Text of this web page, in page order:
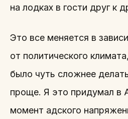
на лодках в гости друг к
Это все меняется в
от политического
было чуть сложнее
проще. Я это придумал в
момент адского